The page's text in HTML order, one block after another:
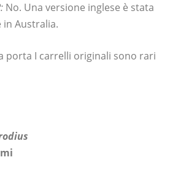
No. Una versione inglese è stata
in Australia.
porta I carrelli originali sono rari